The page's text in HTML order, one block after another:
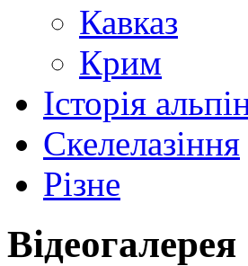
Кавказ
Крим
Історія
Скелелазіння
Різне
Відеогалерея